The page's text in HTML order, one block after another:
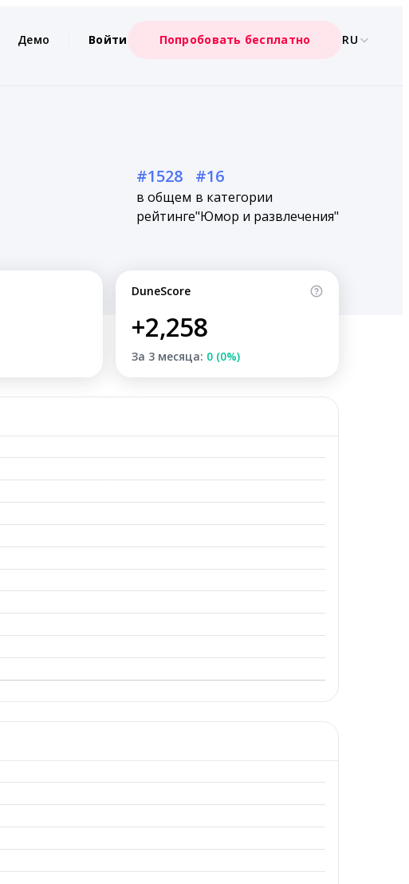
Демо Войти Попробовать бесплатно RU
#1528
в общем
рейтинге
#16
в категории
"Юмор и развлечения"
DuneScore
+2,258
За 3 месяца: 0 (0%)